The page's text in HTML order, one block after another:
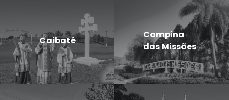
Caibaté
Campina
das Missões